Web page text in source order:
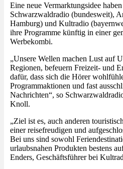
Eine neue Vermarktungsidee
Schwarzwaldradio (bundesweit),
Hamburg) und Kultradio
ihre Programme künftig in einer
Werbekombi.
„Unsere Wellen machen Lust auf
Regionen, befeuern Freizeit- und
dafür, dass sich die Hörer
Programmaktionen und fast
Nachrichten“, so
Knoll.
„Ziel ist es, auch anderen
einer reisefreudigen und
Bei uns sind sowohl
urlaubsnahen Produkten bestens
Enders, Geschäftsführer bei